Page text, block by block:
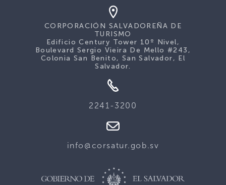
CORPORACIÓN SALVADOREÑA DE
TURISMO
Edificio Century Tower 10º Nivel,
Boulevard Sergio Vieira De Mello #243,
Colonia San Benito, San Salvador, El
Salvador.
2241-3200
info@corsatur.gob.sv